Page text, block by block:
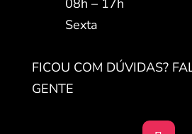
08h – 17h
Sexta
FICOU COM DÚVIDAS?
GENTE